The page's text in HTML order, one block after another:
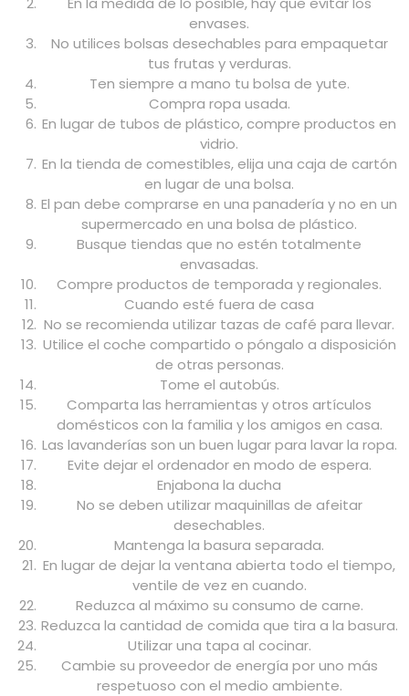
envases.
No utilices bolsas desechables para empaquetar
tus frutas y verduras.
Ten siempre a mano tu bolsa de yute.
Compra ropa usada.
En lugar de tubos de plástico, compre productos en
vidrio.
En la tienda de comestibles, elija una caja de cartón
en lugar de una bolsa.
El pan debe comprarse en una panadería y no en un
supermercado en una bolsa de plástico.
Busque tiendas que no estén totalmente
envasadas.
Compre productos de temporada y regionales.
Cuando esté fuera de casa
No se recomienda utilizar tazas de café para llevar.
Utilice el coche compartido o póngalo a disposición
de otras personas.
Tome el autobús.
Comparta las herramientas y otros artículos
domésticos con la familia y los amigos en casa.
Las lavanderías son un buen lugar para lavar la ropa.
Evite dejar el ordenador en modo de espera.
Enjabona la ducha
No se deben utilizar maquinillas de afeitar
desechables.
Mantenga la basura separada.
En lugar de dejar la ventana abierta todo el tiempo,
ventile de vez en cuando.
Reduzca al máximo su consumo de carne.
Reduzca la cantidad de comida que tira a la basura.
Utilizar una tapa al cocinar.
Cambie su proveedor de energía por uno más
respetuoso con el medio ambiente.